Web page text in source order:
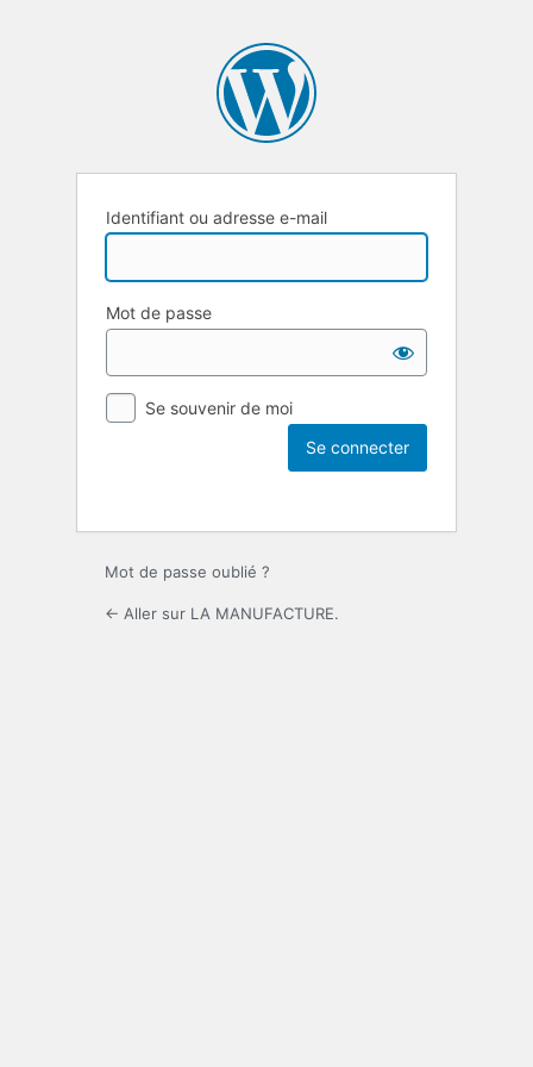
Identifiant ou adresse e-mail
Mot de passe
Se souvenir de moi
Mot de passe oublié ?
← Aller sur LA MANUFACTURE.